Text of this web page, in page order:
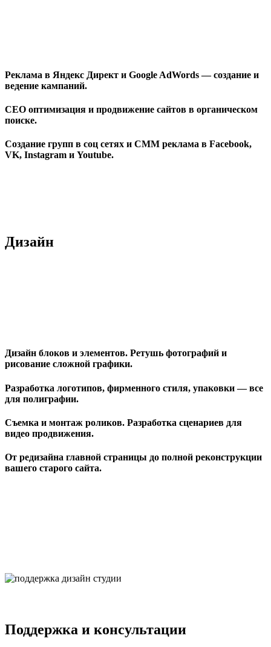
Реклама в Яндекс Директ и Google AdWords — создание и
ведение кампаний.
СЕО оптимизация и продвижение сайтов в органическом
поиске.
Создание групп в соц сетях и СММ реклама в Facebook,
VK, Instagram и Youtube.
Дизайн
Дизайн блоков и элементов. Ретушь фотографий и
рисование сложной графики.
Разработка логотипов, фирменного стиля, упаковки — все
для полиграфии.
Съемка и монтаж роликов. Разработка сценариев для
видео продвижения.
От редизайна главной страницы до полной реконструкции
вашего старого сайта.
Поддержка и консультации